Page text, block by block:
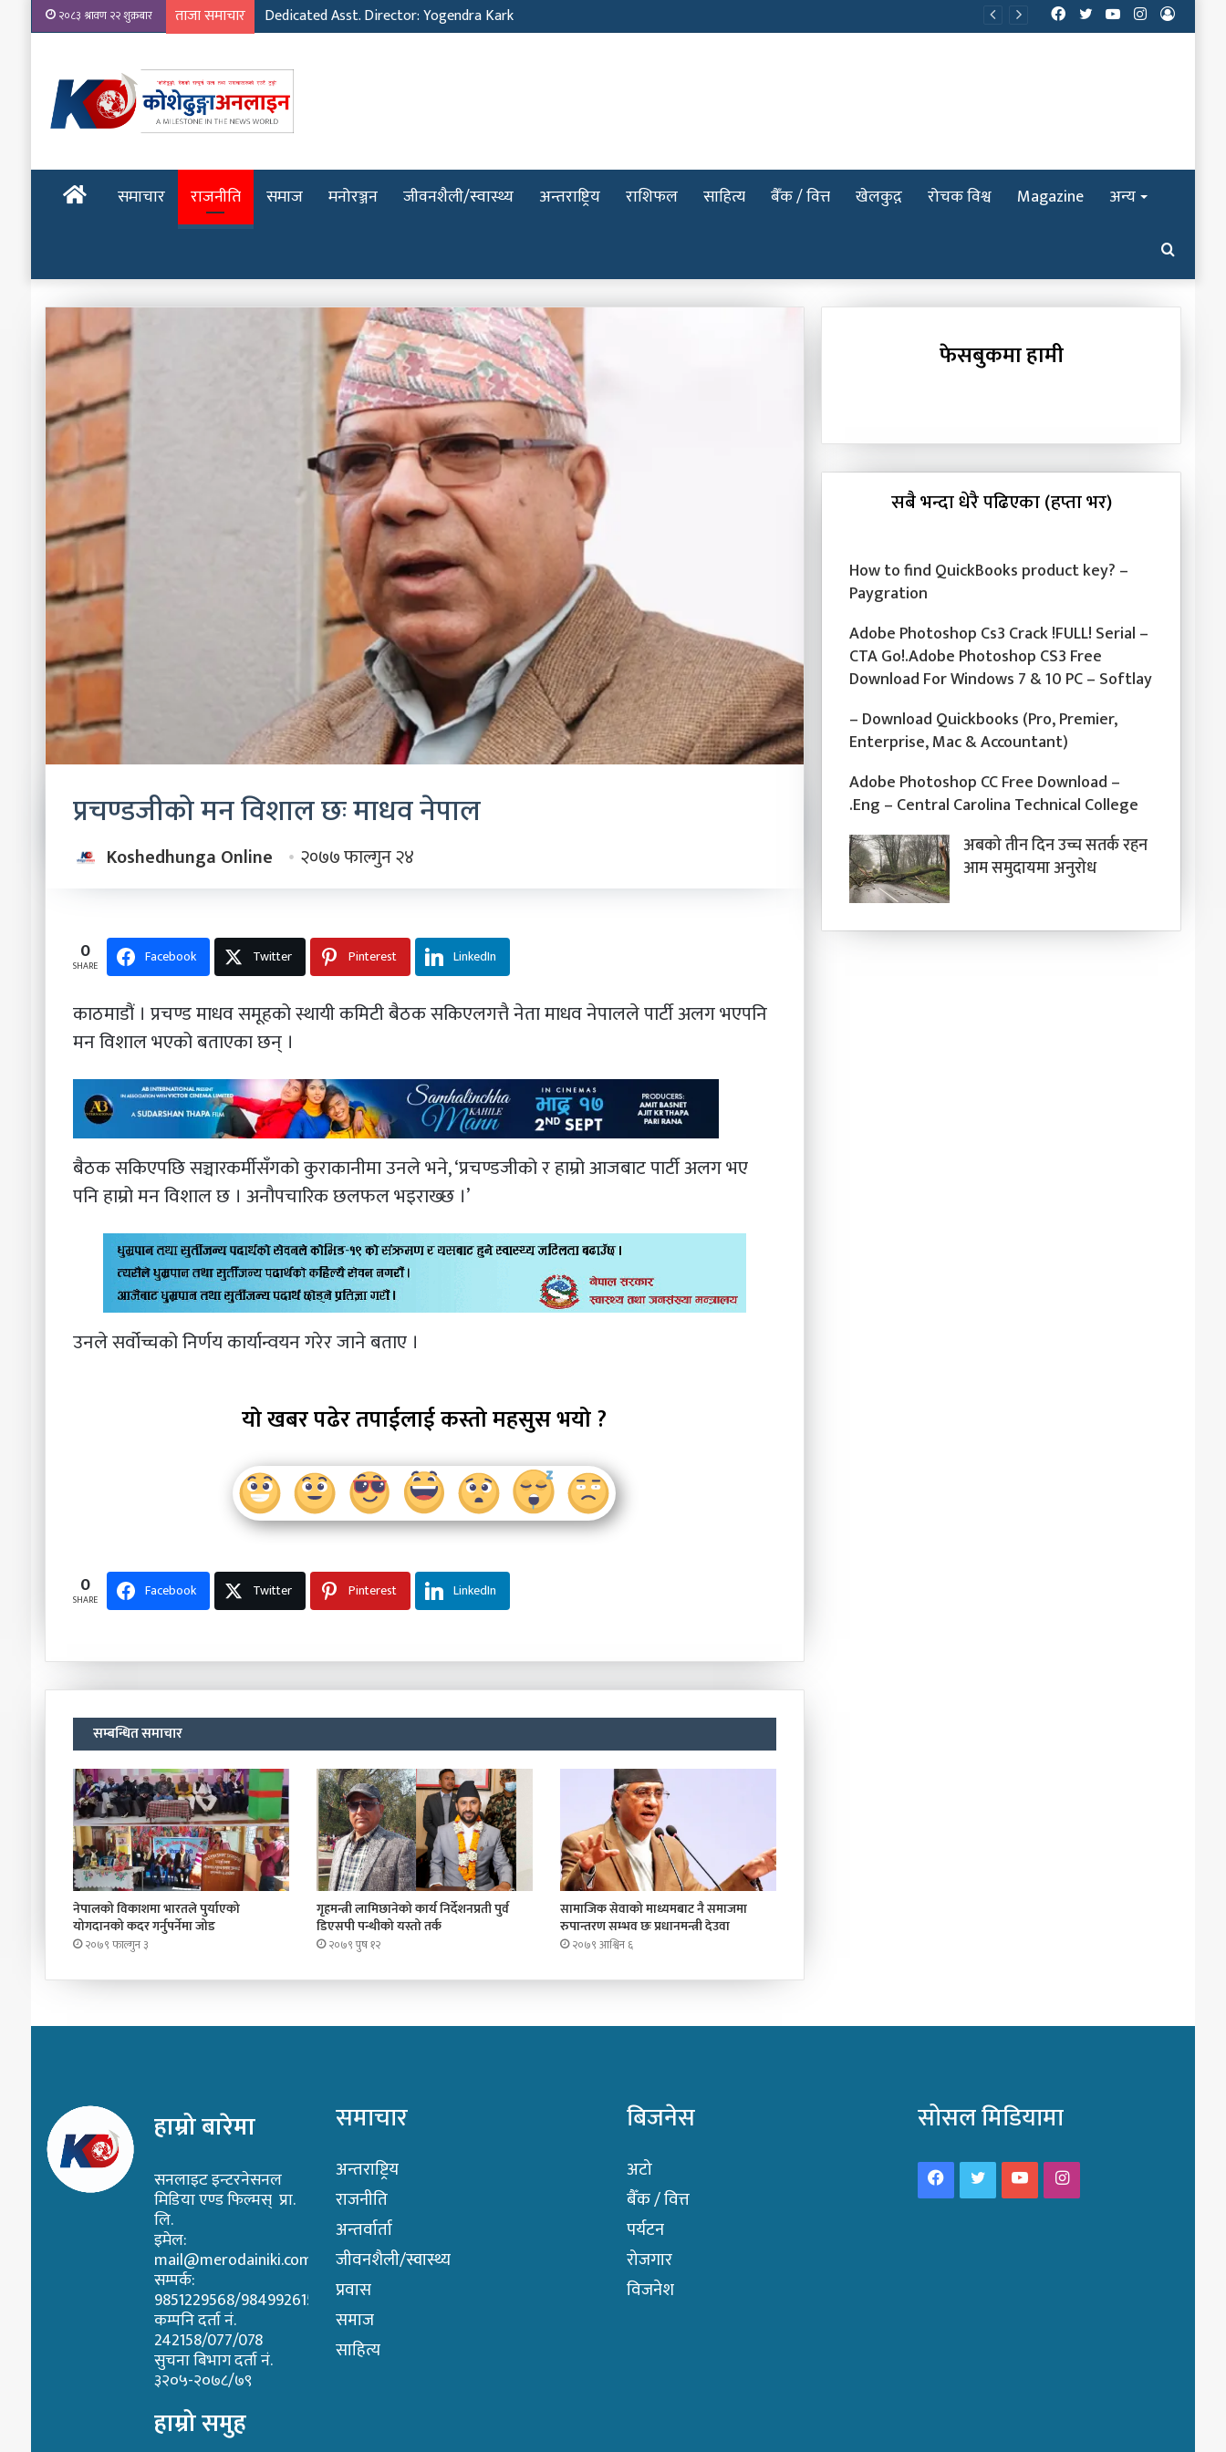
२०८३ श्रावण २२ शुक्रबार ताजा समाचार Dedicated Asst. Director: Yogendra Kark
Log
Instagram
YouTube
Twitter
Facebook
होमपेजसमाचार राजनीति समाज मनोरञ्जन जीवनशैली/स्वास्थ्य अन्तराष्ट्रिय राशिफल साहित्य बैँक / वित्त खेलकुद़़ रोचक विश्व Magazine अन्य
Search
for
प्रचण्डजीको मन विशाल छः माधव नेपाल
Koshedhunga Online २०७७ फाल्गुन २४
0
SHARE Facebook Twitter Pinterest LinkedIn
काठमाडौं । प्रचण्ड माधव समूहको स्थायी कमिटी बैठक सकिएलगत्तै नेता माधव नेपालले पार्टी अलग भएपनि
मन विशाल भएको बताएका छन् ।
बैठक सकिएपछि सञ्चारकर्मीसँगको कुराकानीमा उनले भने, ‘प्रचण्डजीको र हाम्रो आजबाट पार्टी अलग भए
पनि हाम्रो मन विशाल छ । अनौपचारिक छलफल भइराख्छ ।’
उनले सर्वोच्चको निर्णय कार्यान्वयन गरेर जाने बताए ।
यो खबर पढेर तपाईलाई कस्तो महसुस भयो ?
0
SHARE Facebook Twitter Pinterest LinkedIn
सम्बन्धित समाचार
नेपालको विकाशमा भारतले पुर्याएको
योगदानको कदर गर्नुपर्नेमा जोड
२०७९ फाल्गुन ३
गृहमन्त्री लामिछानेको कार्य निर्देशनप्रती पुर्व
डिएसपी पन्थीको यस्तो तर्क
२०७९ पुष १२
सामाजिक सेवाको माध्यमबाट नै समाजमा
रुपान्तरण सम्भव छः प्रधानमन्त्री देउवा
२०७९ आश्विन ६
फेसबुकमा हामी
सबै भन्दा धेरै पढिएका (हप्ता भर)
How to find QuickBooks product key? –
Paygration
Adobe Photoshop Cs3 Crack !FULL! Serial –
CTA Go!.Adobe Photoshop CS3 Free
Download For Windows 7 & 10 PC – Softlay
– Download Quickbooks (Pro, Premier,
Enterprise, Mac & Accountant)
Adobe Photoshop CC Free Download –
.Eng – Central Carolina Technical College
अबको तीन दिन उच्च सतर्क रहन
आम समुदायमा अनुरोध
हाम्रो बारेमा
सनलाइट इन्टरनेसनल
मिडिया एण्ड फिल्मस् प्रा.
लि.
इमेल:
mail@merodainiki.com
सम्पर्क:
9851229568/9849926158
कम्पनि दर्ता नं.
242158/077/078
सुचना बिभाग दर्ता नं.
३२०५-२०७८/७९
हाम्रो समुह
समाचार
अन्तराष्ट्रिय
राजनीति
अन्तर्वार्ता
जीवनशैली/स्वास्थ्य
प्रवास
समाज
साहित्य
बिजनेस
अटो
बैँक / वित्त
पर्यटन
रोजगार
विजनेश
सोसल मिडियामा
FacebookTwitterYouTubeInstagram